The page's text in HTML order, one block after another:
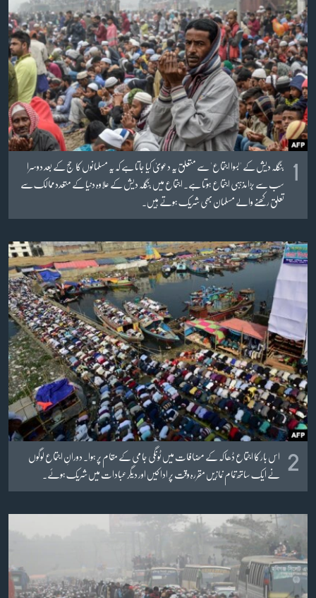
آرٹ
آزادیٔ صحافت
سائنس و ٹیکنالوجی
صحت
دلچسپ و عجیب
ویڈیوز
آڈیو
اسپیشل کوریج
Learning English
FOLLOW US
زبان
1 بنگلہ دیش کے 'بسوا اجتماع' سے متعلق یہ دعویٰ کیا جاتا ہے کہ یہ مسلمانوں کا حج کے بعد دوسرا
سب سے بڑا مذہبی اجتماع ہوتا ہے۔ اجتماع میں بنگلہ دیش کے علاوہ دنیا کے متعدد ممالک سے
تعلق رکھنے والے مسلمان بھی شریک ہوتے ہیں۔
2 اس بار کا اجتماع ڈھاکہ کے مضافات میں ٹونگی جامی کے مقام پر ہوا۔ دورانِ اجتماع لوگوں
نے ایک ساتھ تمام نمازیں مقررہ وقت پر ادا کیں اور دیگر عبادات میں شریک ہوئے۔